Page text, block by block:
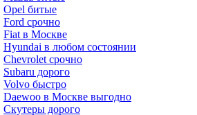
Opel битые
Ford срочно
Fiat в Москве
Hyundai в любом состоянии
Chevrolet срочно
Subaru дорого
Volvo быстро
Daewoo в Москве выгодно
Скутеры дорого